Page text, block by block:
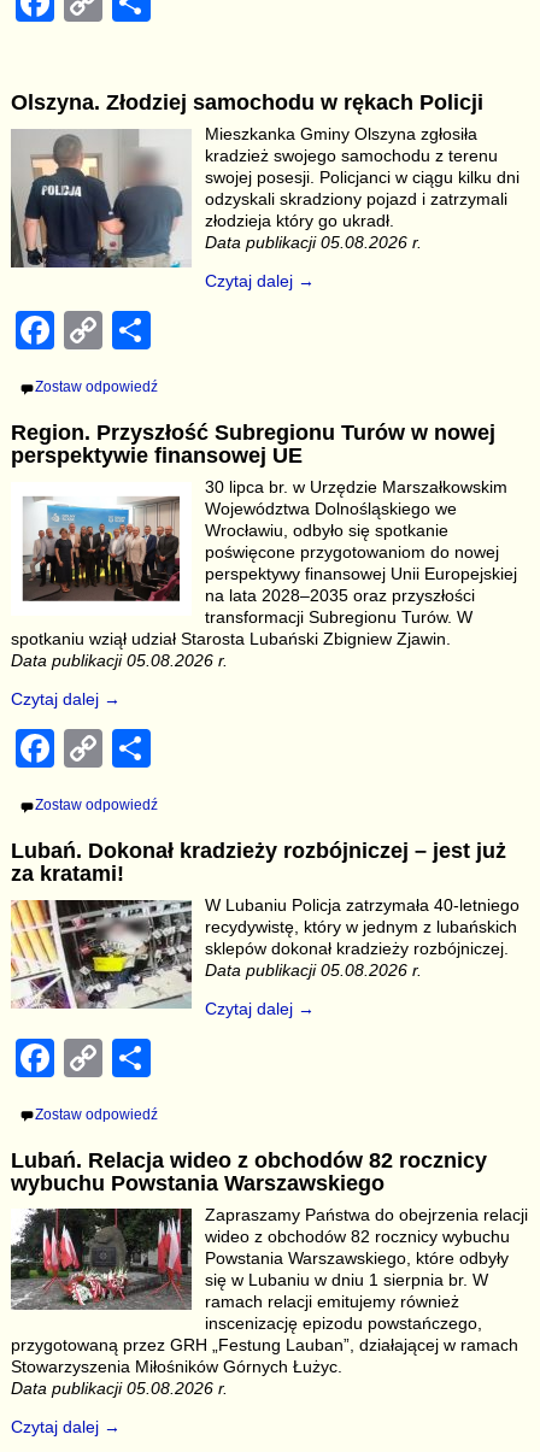
e
b
o
k
y
Li
n
k
e
Olszyna. Złodziej samochodu w rękach Policji
Mieszkanka Gminy Olszyna zgłosiła
kradzież swojego samochodu z terenu
swojej posesji. Policjanci w ciągu kilku dni
odzyskali skradziony pojazd i zatrzymali
złodzieja który go ukradł.
Data publikacji 05.08.2026 r.
Czytaj dalej →
F
a
e
b
o
o
k
C
p
y
Li
n
k
h
e
Zostaw odpowiedź
Region. Przyszłość Subregionu Turów w nowej
perspektywie finansowej UE
30 lipca br. w Urzędzie Marszałkowskim
Województwa Dolnośląskiego we
Wrocławiu, odbyło się spotkanie
poświęcone przygotowaniom do nowej
perspektywy finansowej Unii Europejskiej
na lata 2028–2035 oraz przyszłości
transformacji Subregionu Turów. W
spotkaniu wziął udział Starosta Lubański Zbigniew Zjawin.
Data publikacji 05.08.2026 r.
Czytaj dalej →
F
e
b
o
o
k
C
p
y
Li
n
k
h
e
Zostaw odpowiedź
Lubań. Dokonał kradzieży rozbójniczej – jest już
za kratami!
W Lubaniu Policja zatrzymała 40-letniego
recydywistę, który w jednym z lubańskich
sklepów dokonał kradzieży rozbójniczej.
Data publikacji 05.08.2026 r.
Czytaj dalej →
F
e
b
o
o
C
p
y
Li
n
k
h
e
Zostaw odpowiedź
Lubań. Relacja wideo z obchodów 82 rocznicy
wybuchu Powstania Warszawskiego
Zapraszamy Państwa do obejrzenia relacji
wideo z obchodów 82 rocznicy wybuchu
Powstania Warszawskiego, które odbyły
się w Lubaniu w dniu 1 sierpnia br. W
ramach relacji emitujemy również
inscenizację epizodu powstańczego,
przygotowaną przez GRH „Festung Lauban”, działającej w ramach
Stowarzyszenia Miłośników Górnych Łużyc.
Data publikacji 05.08.2026 r.
Czytaj dalej →